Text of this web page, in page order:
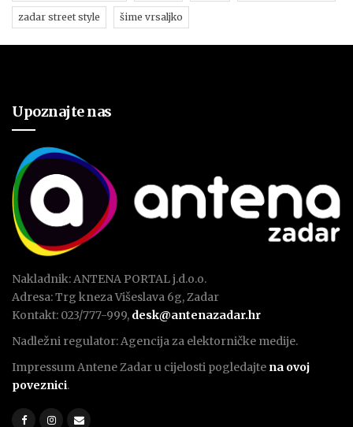
zadar street style šime vrsaljko
Upoznajte nas
Nakladnik: ANTENA PORTAL j.d.o.o.
Adresa: Trg kneza Višeslava 6g, Zadar
Kontakt: 023/777-999, desk@antenazadar.hr
Nadležni regulator: Agencija za elektorničke medije.
Impressum Antene Zadar u cijelosti pogledajte na ovoj
poveznici.